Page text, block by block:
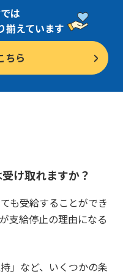
は
揃えています
ちら
け取れますか？
も受給することができ
支給停止の理由になる
」など、いくつかの条